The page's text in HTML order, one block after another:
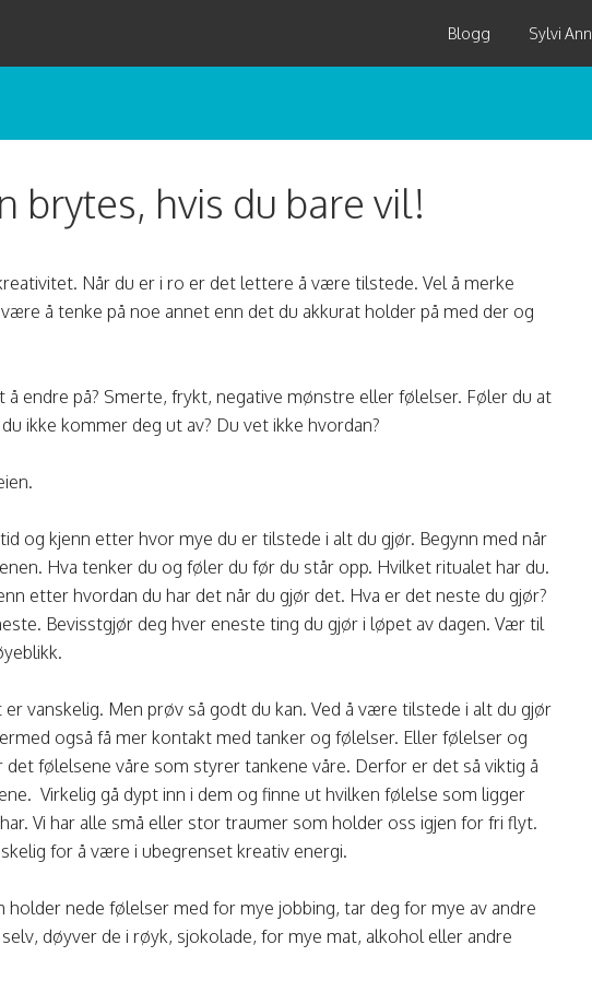
Blogg Sylvi Ann
brytes, hvis du bare vil!
Når du er i ro er det lettere å være tilstede. Vel å merke
å tenke på noe annet enn det du akkurat holder på med der og
å endre på? Smerte, frykt, negative mønstre eller følelser. Føler du at
ikke kommer deg ut av? Du vet ikke hvordan?
og kjenn etter hvor mye du er tilstede i alt du gjør. Begynn med når
Hva tenker du og føler du før du står opp. Hvilket ritualet har du.
etter hvordan du har det når du gjør det. Hva er det neste du gjør?
Bevisstgjør deg hver eneste ting du gjør i løpet av dagen. Vær til
er vanskelig. Men prøv så godt du kan. Ved å være tilstede i alt du gjør
også få mer kontakt med tanker og følelser. Eller følelser og
det følelsene våre som styrer tankene våre. Derfor er det så viktig å
Virkelig gå dypt inn i dem og finne ut hvilken følelse som ligger
Vi har alle små eller stor traumer som holder oss igjen for fri flyt.
for å være i ubegrenset kreativ energi.
holder nede følelser med for mye jobbing, tar deg for mye av andre
døyver de i røyk, sjokolade, for mye mat, alkohol eller andre